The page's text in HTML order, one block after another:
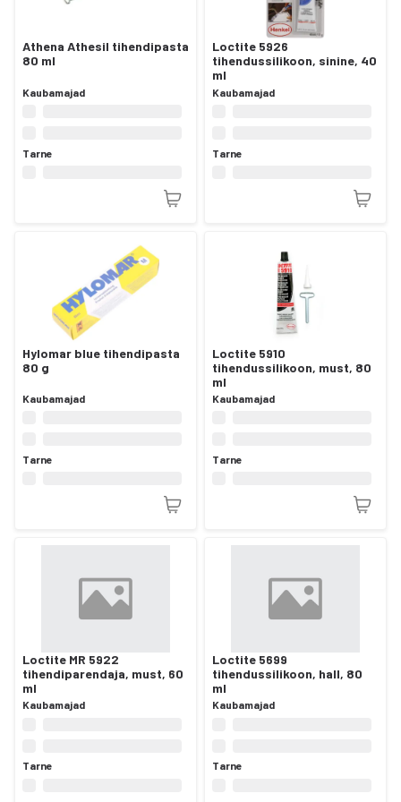
Athena Athesil tihendipasta
80 ml
Kaubamajad
Tarne
Loctite 5926
tihendussilikoon, sinine, 40
ml
Kaubamajad
Tarne
Hylomar blue tihendipasta
80 g
Kaubamajad
Tarne
Loctite 5910
tihendussilikoon, must, 80
ml
Kaubamajad
Tarne
Loctite MR 5922
tihendiparendaja, must, 60
ml
Kaubamajad
Tarne
Loctite 5699
tihendussilikoon, hall, 80
ml
Kaubamajad
Tarne